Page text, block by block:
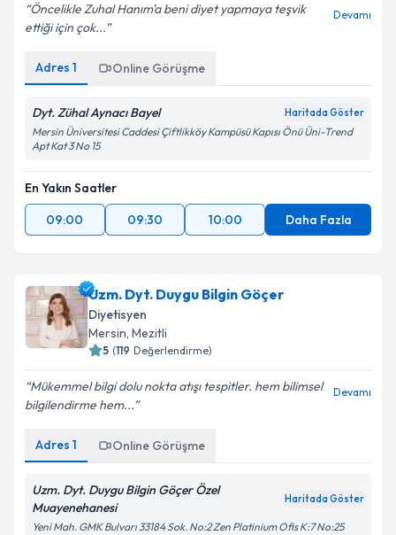
Öncelikle Zuhal Hanım'a beni diyet yapmaya teşvik
ettiği için çok...
Devamı
Adres 1 Online Görüşme
Dyt. Zühal Aynacı Bayel Haritada Göster
Mersin Üniversitesi Caddesi Çiftlikköy Kampüsü Kapısı Önü Üni-Trend
Apt Kat 3 No 15
En Yakın Saatler
09:00
09:30 10:00 Daha Fazla
Uzm. Dyt. Duygu Bilgin Göçer
Diyetisyen
Mersin, Mezitli
5 (119 Değerlendirme)
Mükemmel bilgi dolu nokta atışı tespitler. hem bilimsel
bilgilendirme hem...
Devamı
Adres 1 Online Görüşme
Uzm. Dyt. Duygu Bilgin Göçer Özel
Muayenehanesi
Haritada Göster
Yeni Mah. GMK Bulvarı 33184 Sok. No:2 Zen Platinium Ofis K:7 No:25